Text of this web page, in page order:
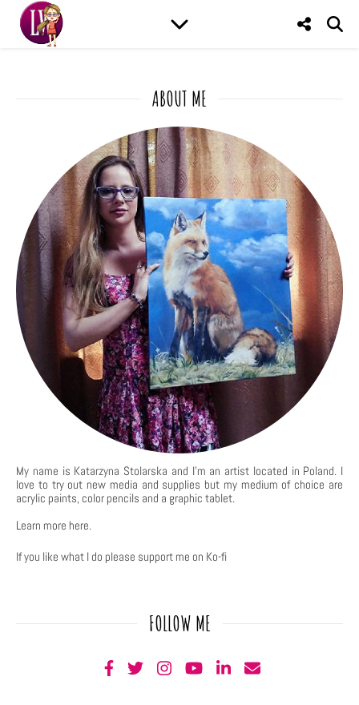
ABOUT ME
My name is Katarzyna Stolarska and I'm an artist located in Poland. I
love to try out new media and supplies but my medium of choice are
acrylic paints, color pencils and a graphic tablet.
Learn more here.
If you like what I do please support me on Ko-fi
FOLLOW ME